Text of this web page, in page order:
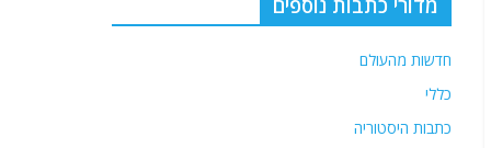
מדורי כתבות נוספים
חדשות מהעולם
כללי
כתבות היסטוריה